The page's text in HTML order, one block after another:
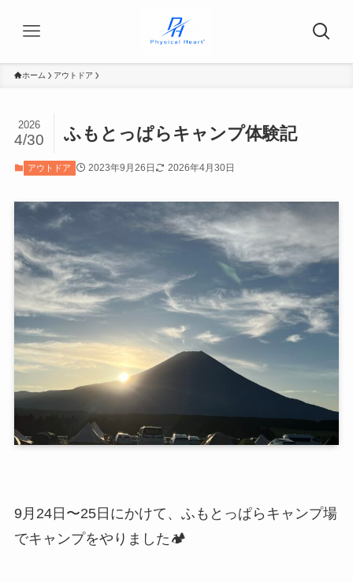
ホーム アウトドア
ふもとっぱらキャンプ体験記
2026
4/30
アウトドア 2023年9月26日 2026年4月30日
9月24日〜25日にかけて、ふもとっぱらキャンプ場
でキャンプをやりました🏕️